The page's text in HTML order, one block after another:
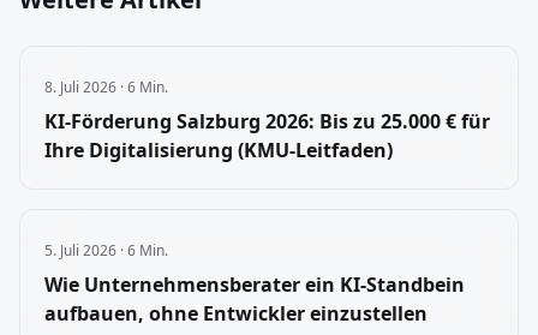
8. Juli 2026 ·6 Min.
KI-Förderung Salzburg 2026: Bis zu 25.000 € für
Ihre Digitalisierung (KMU-Leitfaden)
5. Juli 2026 ·6 Min.
Wie Unternehmensberater ein KI-Standbein
aufbauen, ohne Entwickler einzustellen